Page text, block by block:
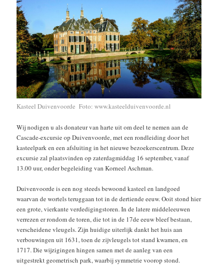
Kasteel Duivenvoorde Foto: www.kasteelduivenvoorde.nl
Wij nodigen u als donateur van harte uit om deel te nemen aan de
Cascade-excursie op Duivenvoorde, met een rondleiding door het
kasteelpark en een afsluiting in het nieuwe bezoekerscentrum. Deze
excursie zal plaatsvinden op zaterdagmiddag 16 september, vanaf
13.00 uur, onder begeleiding van Korneel Aschman.
Duivenvoorde is een nog steeds bewoond kasteel en landgoed
waarvan de wortels teruggaan tot in de dertiende eeuw. Ooit stond hier
een grote, vierkante verdedigingstoren. In de latere middeleeuwen
verrezen er rondom de toren, die tot in de 17de eeuw bleef bestaan,
verscheidene vleugels. Zijn huidige uiterlijk dankt het huis aan
verbouwingen uit 1631, toen de zijvleugels tot stand kwamen, en
1717. Die wijzigingen hingen samen met de aanleg van een
uitgestrekt geometrisch park, waarbij symmetrie voorop stond.